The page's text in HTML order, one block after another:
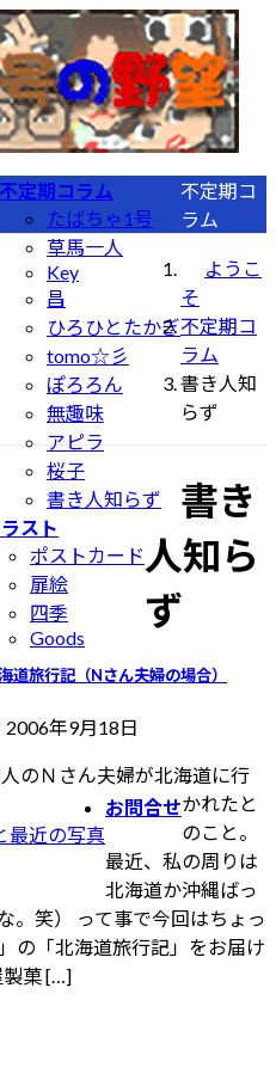
不定期コラム
たばちゃ1号
草馬一人
Key
昌
ひろひとたかぎ
tomo☆彡
ぽろろん
無趣味
アピラ
桜子
書き人知らず
スト
ポストカード
扉絵
四季
Goods
最近の写真
お問合せ
不定期コ
ラム
ようこ
そ
不定期コ
ラム
書き人知
らず
書き
人知ら
ず
道旅行記（Nさん夫婦の場合）
2006年9月18日
のＮさん夫婦が北海道に行
かれたと
のこと。
最近、私の周りは
北海道か沖縄ばっ
。笑） って事で今回はちょっ
の「北海道旅行記」をお届け
製菓 […]